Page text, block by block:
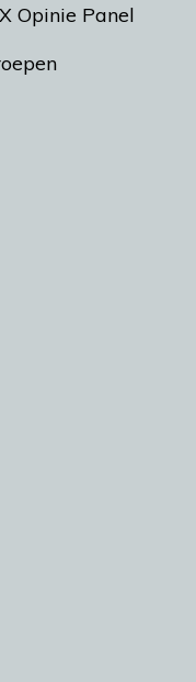
Opinie Panel